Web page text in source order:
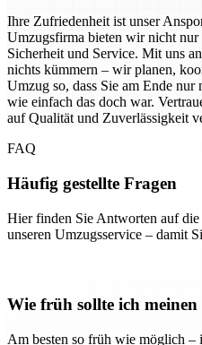
Ihre Zufriedenheit ist unser
Umzugsfirma bieten wir nicht nur
Sicherheit und Service. Mit uns
nichts kümmern – wir planen,
Umzug so, dass Sie am Ende
wie einfach das doch war.
auf Qualität und Zuverlässigkeit
FAQ
Häufig gestellte Fragen
Hier finden Sie Antworten auf
unseren Umzugsservice – damit
Wie früh sollte ich
Am besten so früh wie möglich –